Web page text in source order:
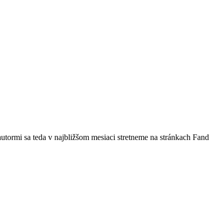
sa teda v najbližšom mesiaci stretneme na stránkach